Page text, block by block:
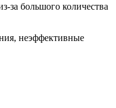
за большого количества
неэффективные